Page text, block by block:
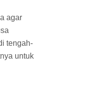
agar
tengah-
untuk